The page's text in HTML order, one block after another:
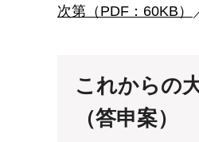
次第（PDF：60KB）
これからの
（答申案）